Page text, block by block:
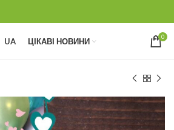
UA ЦІКАВІ НОВИНИ 0